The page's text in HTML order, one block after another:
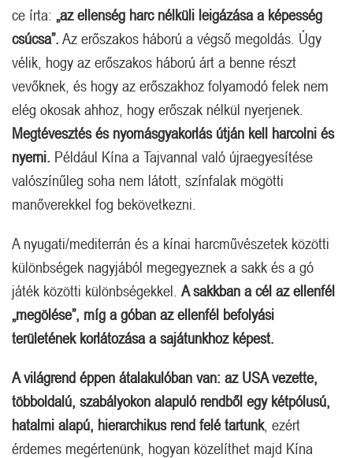
ce írta: „az ellenség harc nélküli leigázása a képesség
csúcsa”. Az erőszakos háború a végső megoldás. Úgy
vélik, hogy az erőszakos háború árt a benne részt
vevőknek, és hogy az erőszakhoz folyamodó felek nem
elég okosak ahhoz, hogy erőszak nélkül nyerjenek.
Megtévesztés és nyomásgyakorlás útján kell harcolni és
nyerni. Például Kína a Tajvannal való újraegyesítése
valószínűleg soha nem látott, színfalak mögötti
manőverekkel fog bekövetkezni.
A nyugati/mediterrán és a kínai harcművészetek közötti
különbségek nagyjából megegyeznek a sakk és a gó
játék közötti különbségekkel. A sakkban a cél az ellenfél
„megölése”, míg a góban az ellenfél befolyási
területének korlátozása a sajátunkhoz képest.
A világrend éppen átalakulóban van: az USA vezette,
többoldalú, szabályokon alapuló rendből egy kétpólusú,
hatalmi alapú, hierarchikus rend felé tartunk, ezért
érdemes megértenünk, hogyan közelíthet majd Kína